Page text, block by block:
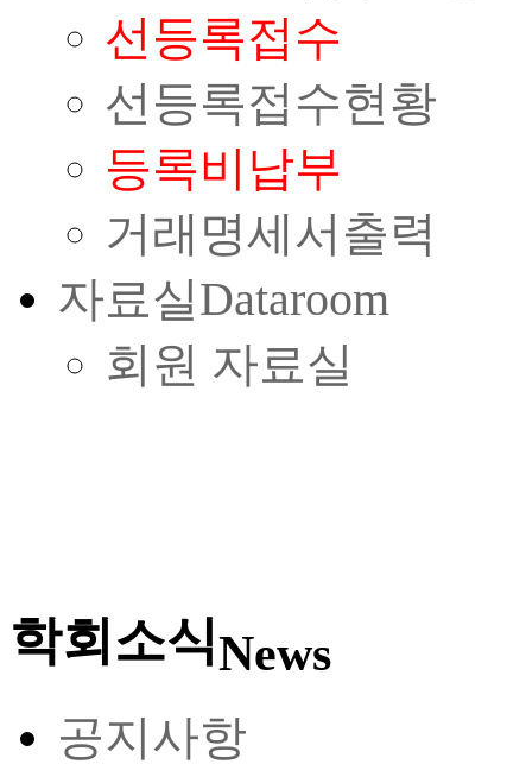
선등록접수
선등록접수현황
등록비납부
거래명세서출력
자료실Dataroom
회원 자료실
학회소식News
공지사항